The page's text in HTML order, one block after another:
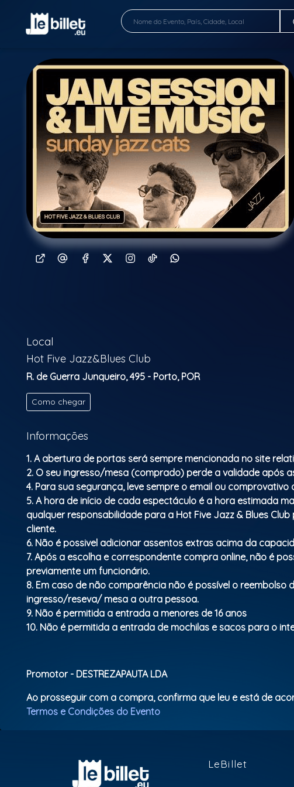
Local
Hot Five Jazz&Blues Club
R. de Guerra Junqueiro, 495 - Porto, POR
Como chegar
Informações
1. A abertura de portas será sempre mencionada no site
2. O seu ingresso/mesa (comprado) perde a validade após
4. Para sua segurança, leve sempre o email ou
5. A hora de início de cada espectáculo é a hora estimada
qualquer responsabilidade para a Hot Five Jazz & Blues
cliente.
6. Não é possivel adicionar assentos extras acima da
7. Após a escolha e correspondente compra online, não é
previamente um funcionário.
8. Em caso de não comparência não é possível o
ingresso/reseva/ mesa a outra pessoa.
9. Não é permitida a entrada a menores de 16 anos
10. Não é permitida a entrada de mochilas e sacos para o
Promotor - DESTREZAPAUTA LDA
Ao prosseguir com a compra, confirma que leu e está de
Termos e Condições do Evento
LeBillet